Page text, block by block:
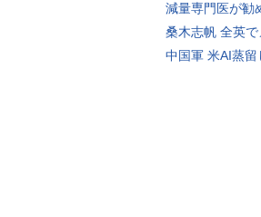
減量専門医が勧
桑木志帆 全英
中国軍 米AI蒸